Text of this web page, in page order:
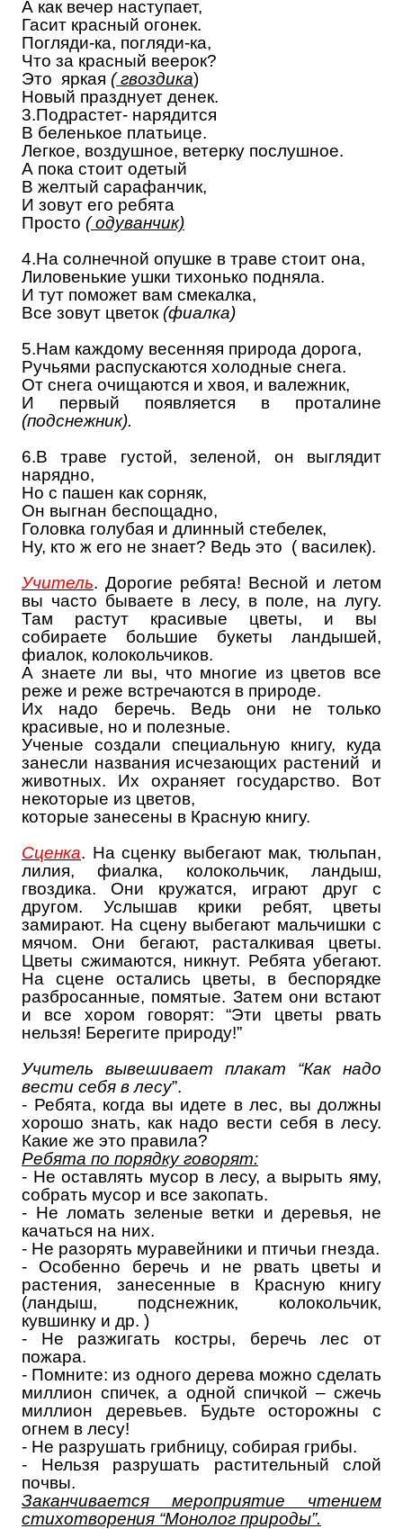
А как вечер наступает,
Гасит красный огонек.
Погляди-ка, погляди-ка,
Что за красный веерок?
Это яркая (гвоздика)
Новый празднует денек.
3.Подрастет- нарядится
В беленькое платьице.
Легкое, воздушное, ветерку послушное.
А пока стоит одетый
В желтый сарафанчик,
И зовут его ребята
Просто ( одуванчик)
4.На солнечной опушке в траве стоит она,
Лиловенькие ушки тихонько подняла.
И тут поможет вам смекалка,
Все зовут цветок (фиалка)
5.Нам каждому весенняя природа дорога,
Ручьями распускаются холодные снега.
От снега очищаются и хвоя, и валежник,
И первый появляется в проталине
(подснежник).
6.В траве густой, зеленой, он выглядит
нарядно,
Но с пашен как сорняк,
Он выгнан беспощадно,
Головка голубая и длинный стебелек,
Ну, кто ж его не знает? Ведь это ( василек).
Учитель. Дорогие ребята! Весной и летом
вы часто бываете в лесу, в поле, на лугу.
Там растут красивые цветы, и вы
собираете большие букеты ландышей,
фиалок, колокольчиков.
А знаете ли вы, что многие из цветов все
реже и реже встречаются в природе.
Их надо беречь. Ведь они не только
красивые, но и полезные.
Ученые создали специальную книгу, куда
занесли названия исчезающих растений и
животных. Их охраняет государство. Вот
некоторые из цветов,
которые занесены в Красную книгу.
Сценка. На сценку выбегают мак, тюльпан,
лилия, фиалка, колокольчик, ландыш,
гвоздика. Они кружатся, играют друг с
другом. Услышав крики ребят, цветы
замирают. На сцену выбегают мальчишки с
мячом. Они бегают, расталкивая цветы.
Цветы сжимаются, никнут. Ребята убегают.
На сцене остались цветы, в беспорядке
разбросанные, помятые. Затем они встают
и все хором говорят: “Эти цветы рвать
нельзя! Берегите природу!”
Учитель вывешивает плакат “Как надо
вести себя в лесу”.
- Ребята, когда вы идете в лес, вы должны
хорошо знать, как надо вести себя в лесу.
Какие же это правила?
Ребята по порядку говорят:
- Не оставлять мусор в лесу, а вырыть яму,
собрать мусор и все закопать.
- Не ломать зеленые ветки и деревья, не
качаться на них.
- Не разорять муравейники и птичьи гнезда.
- Особенно беречь и не рвать цветы и
растения, занесенные в Красную книгу
(ландыш, подснежник, колокольчик,
кувшинку и др. )
- Не разжигать костры, беречь лес от
пожара.
- Помните: из одного дерева можно сделать
миллион спичек, а одной спичкой – сжечь
миллион деревьев. Будьте осторожны с
огнем в лесу!
- Не разрушать грибницу, собирая грибы.
- Нельзя разрушать растительный слой
почвы.
Заканчивается мероприятие чтением
стихотворения “Монолог природы”.